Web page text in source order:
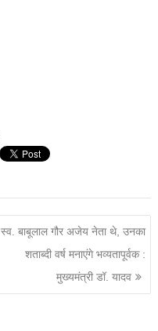
स्व. बाबूलाल गौर अजेय नेता थे, उनका
शताब्दी वर्ष मनाएंगे भव्यतापूर्वक :
मुख्यमंत्री डॉ. यादव